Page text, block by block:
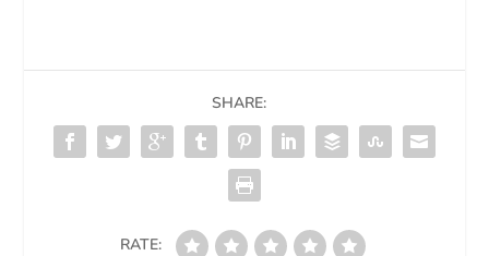
SHARE:
RATE: